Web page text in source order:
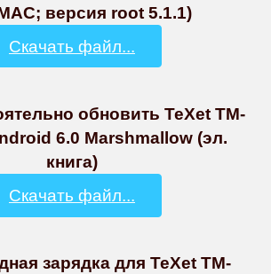
версия root 5.1.1)
Скачать файл...
обновить TeXet TM-
6.0 Marshmallow (эл.
книга)
Скачать файл...
зарядка для TeXet TM-